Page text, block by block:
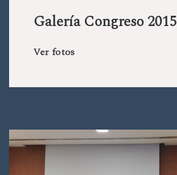
Galería Congreso 2015
Ver fotos